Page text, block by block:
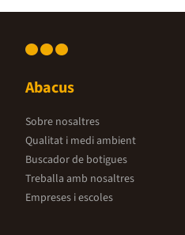
Abacus
Sobre nosaltres
Qualitat i medi ambient
Buscador de botigues
Treballa amb nosaltres
Empreses i escoles